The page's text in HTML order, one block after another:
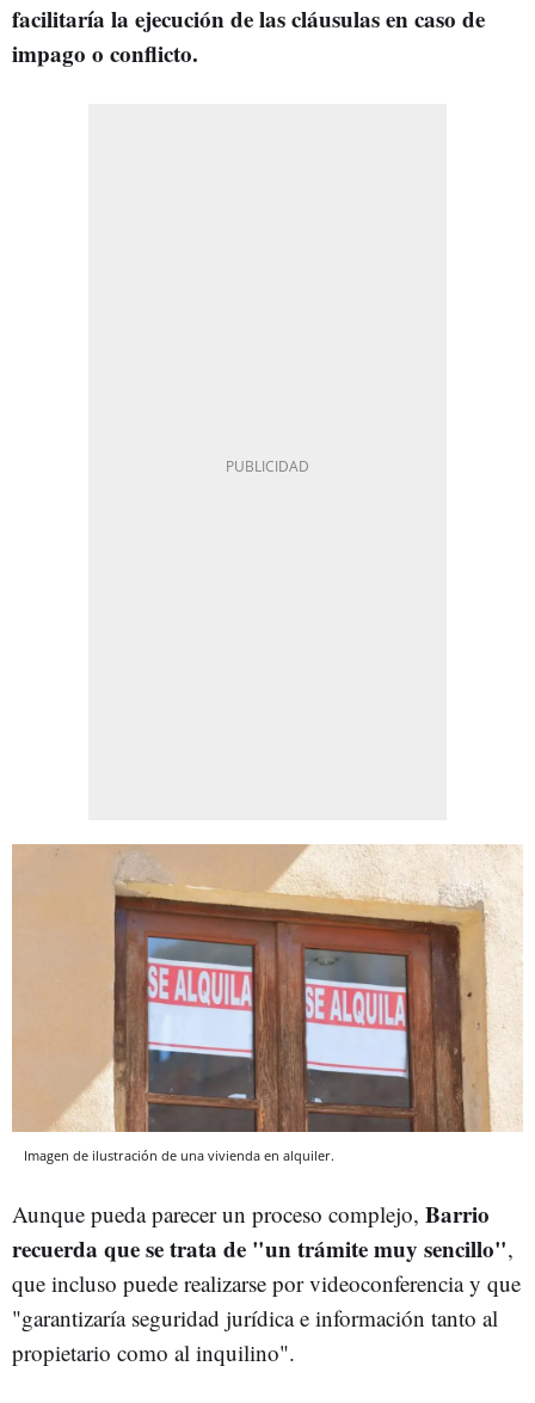
facilitaría la ejecución de las cláusulas en caso de
impago o conflicto.
Imagen de ilustración de una vivienda en alquiler.
Aunque pueda parecer un proceso complejo, Barrio
recuerda que se trata de "un trámite muy sencillo",
que incluso puede realizarse por videoconferencia y que
"garantizaría seguridad jurídica e información tanto al
propietario como al inquilino".